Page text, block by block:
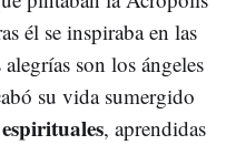
él se inspiraba en las
son los ángeles
su vida sumergido
, aprendidas